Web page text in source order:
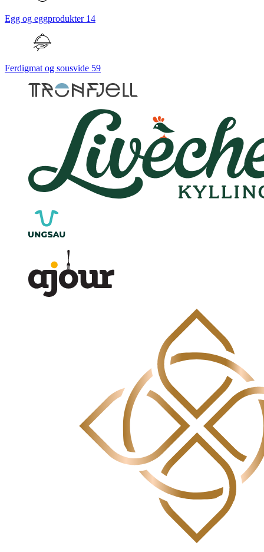
Egg og eggprodukter 14
Ferdigmat og sousvide 59